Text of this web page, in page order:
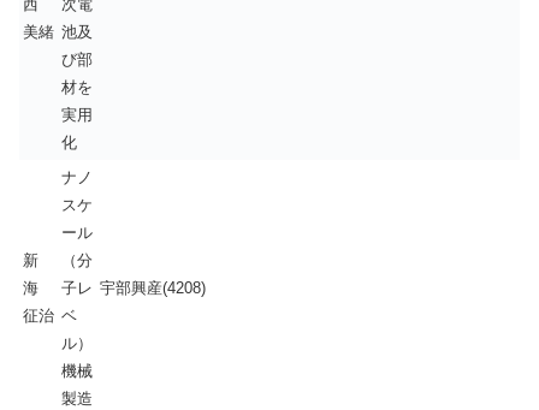
西
美緒
次電
池及
び部
材を
実用
化
新
海
征治
ナノ
スケ
ール
（分
子レ
ベ
ル）
機械
製造
宇部興産(4208)